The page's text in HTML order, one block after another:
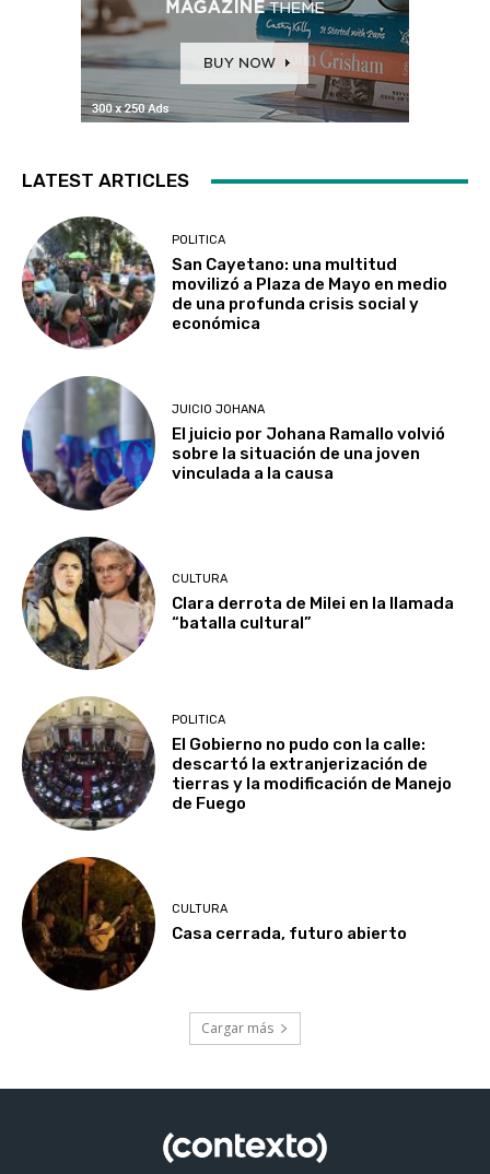
LATEST ARTICLES
POLITICA
San Cayetano: una multitud
movilizó a Plaza de Mayo en medio
de una profunda crisis social y
económica
JUICIO JOHANA
El juicio por Johana Ramallo volvió
sobre la situación de una joven
vinculada a la causa
CULTURA
Clara derrota de Milei en la llamada
“batalla cultural”
POLITICA
El Gobierno no pudo con la calle:
descartó la extranjerización de
tierras y la modificación de Manejo
de Fuego
CULTURA
Casa cerrada, futuro abierto
Cargar más